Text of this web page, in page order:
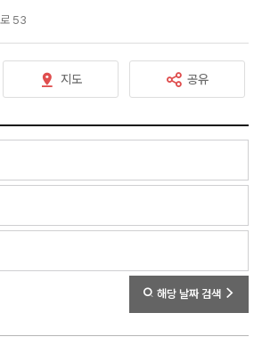
53
지도 공유
해당 날짜 검색